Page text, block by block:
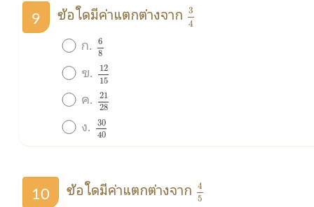
9 ข้อใดมีค่าแตกต่างจาก 3
4
34
ก.
6
8
68
ข.
12
15
12
ค.
21
28
21
ง.
30
40
30
10 ข้อใดมีค่าแตกต่างจาก 4
5
4